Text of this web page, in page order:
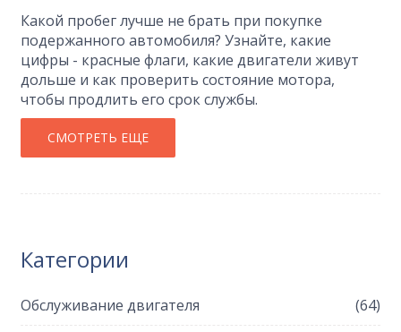
Какой пробег лучше не брать при покупке
подержанного автомобиля? Узнайте, какие
цифры - красные флаги, какие двигатели живут
дольше и как проверить состояние мотора,
чтобы продлить его срок службы.
СМОТРЕТЬ ЕЩЕ
Категории
Обслуживание двигателя (64)